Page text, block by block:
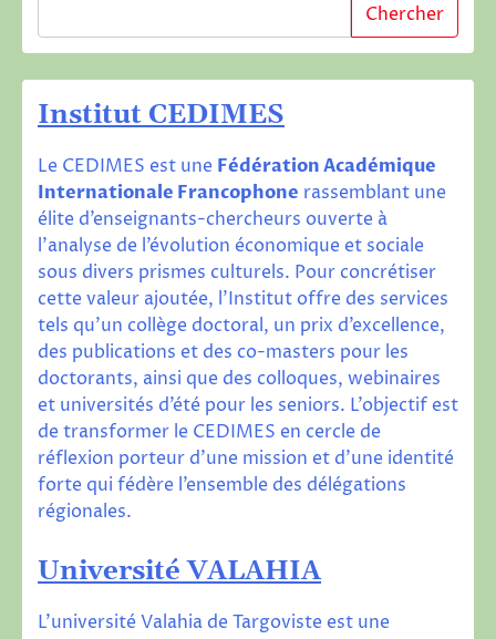
Chercher
Institut CEDIMES
Le CEDIMES est une Fédération Académique
Internationale Francophone rassemblant une
élite d’enseignants-chercheurs ouverte à
l’analyse de l’évolution économique et sociale
sous divers prismes culturels. Pour concrétiser
cette valeur ajoutée, l’Institut offre des services
tels qu’un collège doctoral, un prix d’excellence,
des publications et des co-masters pour les
doctorants, ainsi que des colloques, webinaires
et universités d’été pour les seniors. L’objectif est
de transformer le CEDIMES en cercle de
réflexion porteur d’une mission et d’une identité
forte qui fédère l’ensemble des délégations
régionales.
Université VALAHIA
L’université Valahia de Targoviste est une